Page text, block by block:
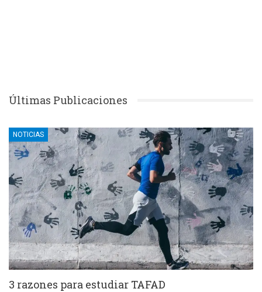
Últimas Publicaciones
NOTICIAS
3 razones para estudiar TAFAD